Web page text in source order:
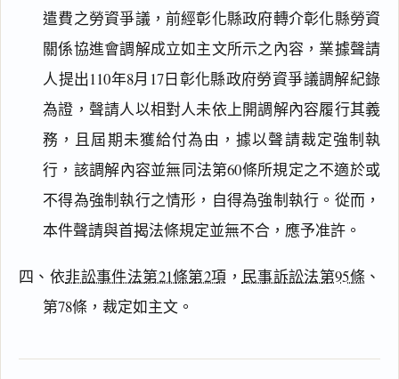
遣費之勞資爭議，前經彰化縣政府轉介彰化縣勞資
關係協進會調解成立如主文所示之內容，業據聲請
人提出110年8月17日彰化縣政府勞資爭議調解紀錄
為證，聲請人以相對人未依上開調解內容履行其義
務，且屆期未獲給付為由，據以聲請裁定強制執
行，該調解內容並無同法第60條所規定之不適於或
不得為強制執行之情形，自得為強制執行。從而，
本件聲請與首揭法條規定並無不合，應予准許。
四、依非訟事件法第21條第2項 ， 民事訴訟法第95條 、
第78條，裁定如主文。
閱讀 研究
搜尋
主
文